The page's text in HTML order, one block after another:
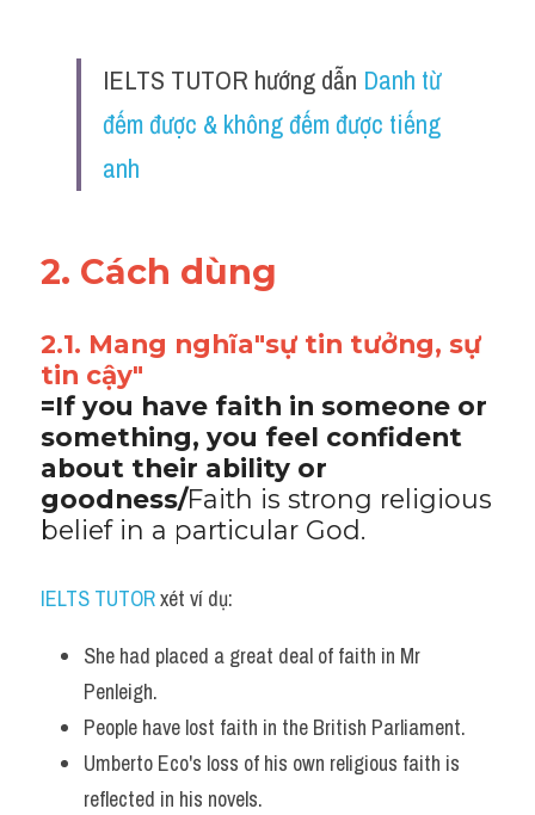
IELTS TUTOR hướng dẫn Danh từ
đếm được & không đếm được tiếng
anh
2. Cách dùng
2.1. Mang nghĩa"sự tin tưởng, sự
tin cậy"
=If you have faith in someone or
something, you feel confident
about their ability or
goodness/Faith is strong religious
belief in a particular God.
IELTS TUTOR xét ví dụ:
She had placed a great deal of faith in Mr
Penleigh.
People have lost faith in the British Parliament.
Umberto Eco's loss of his own religious faith is
reflected in his novels.